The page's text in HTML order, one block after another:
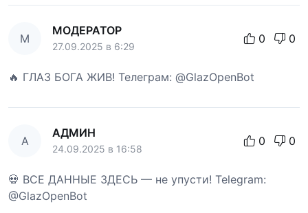
М
МОДЕРАТОР
27.09.2025 в 6:29
0 0
🔥 ГЛАЗ БОГА ЖИВ! Телеграм: @GlazOpenBot
А
АДМИН
24.09.2025 в 16:58
0 0
💀 ВСЕ ДАННЫЕ ЗДЕСЬ — не упусти! Telegram:
@GlazOpenBot